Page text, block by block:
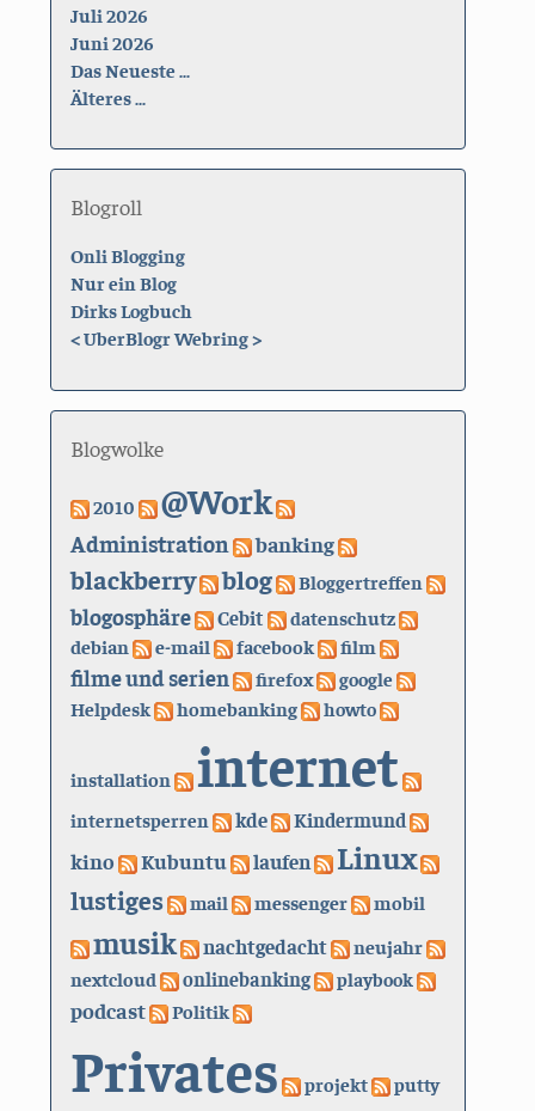
Juli 2026
Juni 2026
Das Neueste ...
Älteres ...
Blogroll
Onli Blogging
Nur ein Blog
Dirks Logbuch
<UberBlogr Webring>
Blogwolke
2010 @Work
Administration banking
blackberry blog Bloggertreffen
blogosphäre Cebit datenschutz
debian e-mail facebook film
filme und serien firefox
google
Helpdesk
homebanking howto
installation internet
internetsperren kde Kindermund
kino Kubuntu laufen Linux
lustiges mail messenger mobil
musik nachtgedacht neujahr
nextcloud onlinebanking playbook
podcast Politik
Privates projekt putty